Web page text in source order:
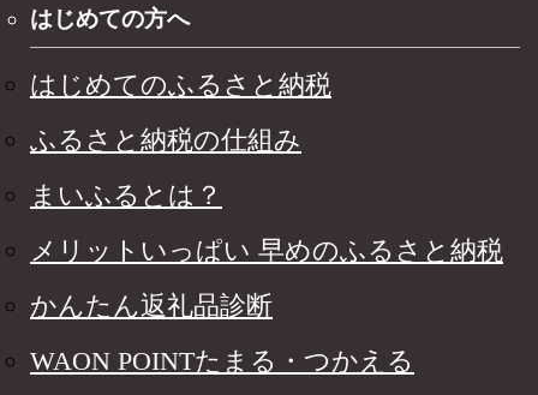
はじめての方へ
はじめてのふるさと納税
ふるさと納税の仕組み
まいふるとは？
メリットいっぱい 早めのふるさと納税
かんたん返礼品診断
WAON POINTたまる・つかえる